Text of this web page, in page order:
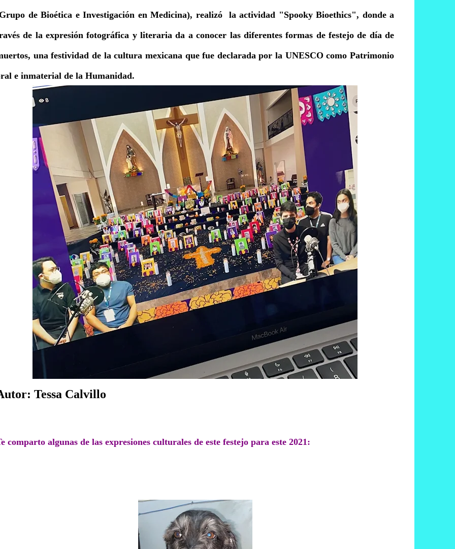
de Bioética e Investigación en Medicina), realizó la actividad "Spooky Bioethics", donde a
de la expresión fotográfica y literaria da a conocer las diferentes formas de festejo de día de
una festividad de la cultura mexicana que fue declarada por la UNESCO como Patrimonio
e inmaterial de la Humanidad.
Tessa Calvillo
comparto algunas de las expresiones culturales de este festejo para este 2021: